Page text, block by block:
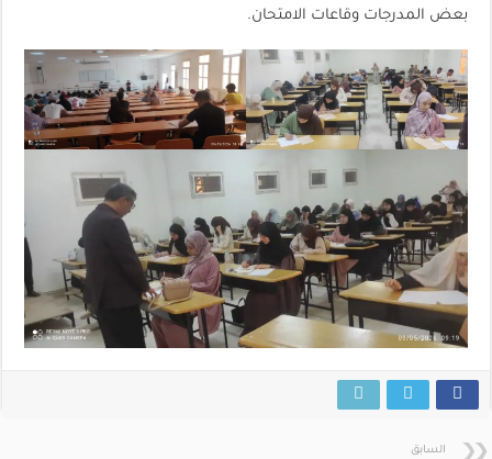
بعض المدرجات وقاعات الامتحان.
السابق